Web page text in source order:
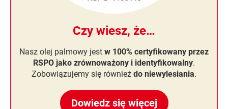
Czy wiesz, że…
Nasz olej palmowy jest w 100% certyfikowany przez
RSPO jako zrównoważony i identyfikowalny.
Zobowiązujemy się również do niewylesiania.
Dowiedz się więcej